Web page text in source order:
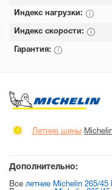
Индекс нагрузки:
Индекс скорости:
Гарантия:
Летние шины
Дополнительно:
Все летние Michelin 265/45